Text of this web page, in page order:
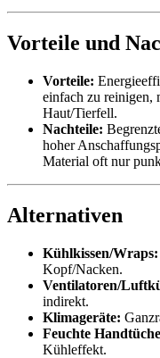
Vorteile und
Vorteile:
einfach zu reinigen,
Haut/Tierfell.
Nachteile:
hoher
Material oft nur
Alternativen
Kühlkissen/Wraps:
Kopf/Nacken.
Ventilatoren/
indirekt.
Klimageräte:
Feuchte
Kühleffekt.